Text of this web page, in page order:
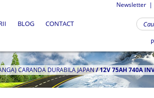
Newsletter |
BLOG CONTACT
CARANDA DURABILA JAPAN/12V 75AH 740A